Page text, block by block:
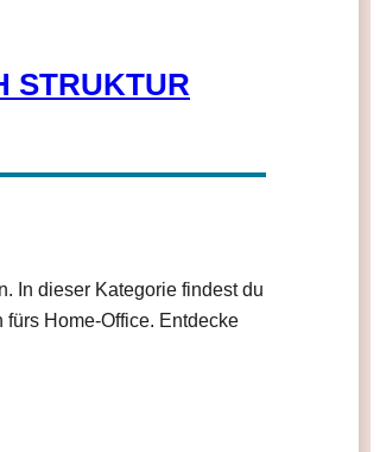
STRUKTUR
In dieser Kategorie findest du
Home-Office. Entdecke